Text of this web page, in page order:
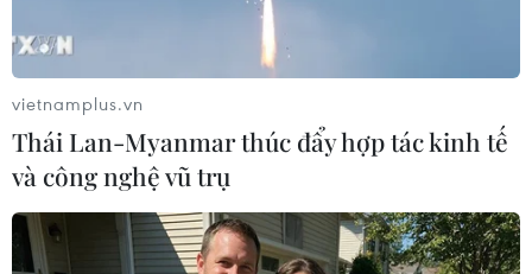
vụ kê khai của các nhà cung cấp nước ngoài và
các tổ chức được ủy quyền để áp dụng các biện
pháp thanh tra, kiểm tra và xử lý nghiêm các vi
phạm nếu có.
Đồng thời, cơ quan thuế sẽ áp dụng phân tích
dữ liệu lớn để xác định không bỏ sót, bỏ lọt các
doanh nghiệp, tổ chức, cá nhân nước ngoài có
doanh thu phát sinh tại Việt Nam mà chưa đăng
vietnamplus.vn
Thái Lan-Myanmar thúc đẩy hợp tác kinh tế
và công nghệ vũ trụ